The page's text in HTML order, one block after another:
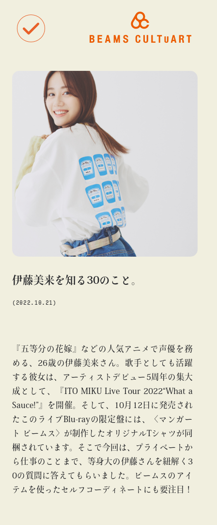
聴
blog blog
タグ一覧
#ART #BEAMS CULTUART #BEAMS MANGART
#BEAMS T
#bPrビームス
#Bギャラリー
#TOKYO CULTUART by BEAMS
#アートが生まれるところ
#アートフェア
#エンタメ #ギャラリー
#ビームス カルチャー ト 高輪
#ファッション
#フェニカ #マンガ
#モノ・カルチャ
#ライブ
#レコード #写真 #抽選販売
伊藤美来を知る30のこと。
(2022.10.21)
『五等分の花嫁』などの人気アニメで声優を務
める、26歳の伊藤美来さん。歌手としても活躍
する彼女は、アーティストデビュー5周年の集大
成として、『ITO MIKU Live Tour 2022“What a
Sauce!”』を開催。そして、10月12日に発売され
たこのライブBlu-rayの限定盤には、〈マンガー
ト ビームス〉が制作したオリジナルTシャツが同
梱されています。そこで今回は、プライベートか
ら仕事のことまで、等身大の伊藤さんを紐解く3
0の質問に答えてもらいました。ビームスのアイ
テムを使ったセルフコーディネートにも要注目！